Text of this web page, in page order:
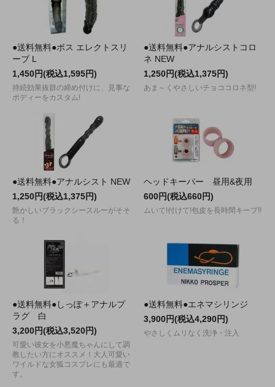
●送料無料●ボス エレクトスリ
ーブ L
1,450円(税込1,595円)
持続効果抜群の締め付けに、見事な
ボディーをカスタム!
●送料無料●アナルシストコロ
ネ NEW
1,250円(税込1,375円)
あま～くやさしいチョココロネ型!
●送料無料●アナルシスト NEW
1,250円(税込1,375円)
艶かしいブラックシースルーがそそ
る！
ヘッドキーパー 昼用&夜用
600円(税込660円)
ムいて!付けて!包皮を長時間キープ!!
●送料無料●しっぽ＋アナルプ
ラグ 白
3,200円(税込3,520円)
可愛い彼女を小悪魔ちゃんにして調
教したい方にオススメ！大人可愛い
ワイルドな女狐コスプレにも最適で
す。
●送料無料●エネマシリンジ
3,900円(税込4,290円)
やさしくムリなく洗浄・注入